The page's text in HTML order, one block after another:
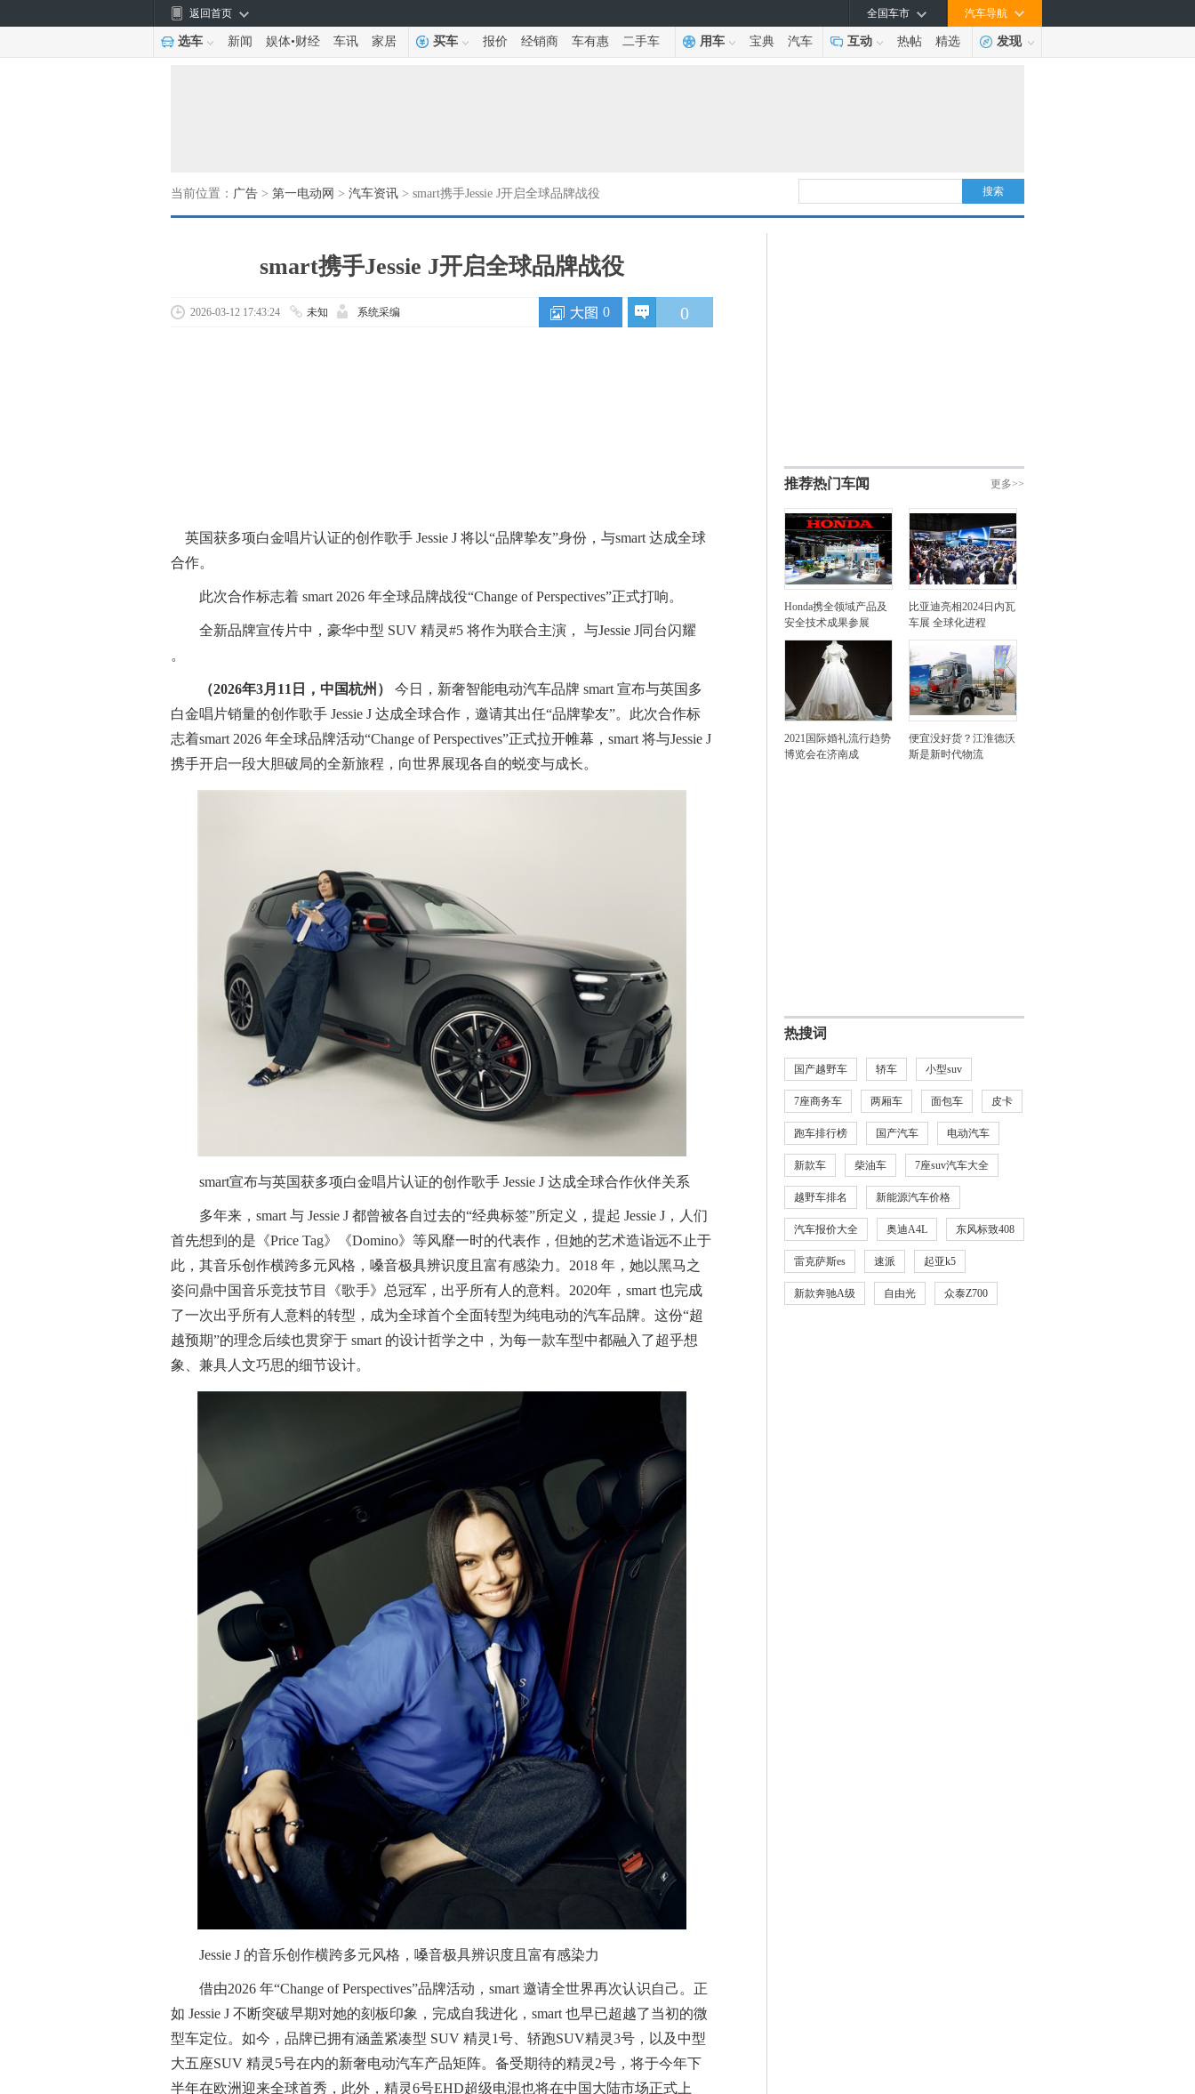
返回首页 汽车导航
全国车市
选车 新闻 娱体•财经 车讯 家居 买车 报价 经销商 车有惠 二手车 用车 宝典 汽车 互动 热帖 精选 发现
当前位置： 广告 > 第一电动网 > 汽车资讯 > smart携手Jessie J开启全球品牌战役 搜索
smart携手Jessie J开启全球品牌战役
0
0
2026-03-12 17:43:24 未知 系统采编
英国获多项白金唱片认证的创作歌手 Jessie J 将以“品牌挚友”身份，与smart 达成全球
合作。
此次合作标志着 smart 2026 年全球品牌战役“Change of Perspectives”正式打响。
全新品牌宣传片中，豪华中型 SUV 精灵#5 将作为联合主演， 与Jessie J同台闪耀
。
（2026年3月 11 日，中国杭州）
今日，新奢智能电动汽车品牌 smart 宣布与英国多
白金唱片销量的创作歌手 Jessie J 达成全球合作，邀请其出任“品牌挚友”。此次合作标
志着smart 2026 年全球品牌活动“Change of Perspectives”正式拉开帷幕，smart 将与Jessie J
携手开启一段大胆破局的全新旅程，向世界展现各自的蜕变与成长。
smart宣布与英国获多项白金唱片认证的创作歌手 Jessie J 达成全球合作伙伴关系
多年来，smart 与 Jessie J 都曾被各自过去的“经典标签”所定义，提起 Jessie J，人们
首先想到的是《Price Tag》《Domino》等风靡一时的代表作，但她的艺术造诣远不止于
此，其音乐创作横跨多元风格，嗓音极具辨识度且富有感染力。2018 年，她以黑马之
姿问鼎中国音乐竞技节目《歌手》总冠军，出乎所有人的意料。2020年，smart 也完成
了一次出乎所有人意料的转型，成为全球首个全面转型为纯电动的汽车品牌。这份“超
越预期”的理念后续也贯穿于 smart 的设计哲学之中，为每一款车型中都融入了超乎想
象、兼具人文巧思的细节设计。
Jessie J 的音乐创作横跨多元风格，嗓音极具辨识度且富有感染力
借由2026 年“Change of Perspectives”品牌活动，smart 邀请全世界再次认识自己。正
如 Jessie J 不断突破早期对她的刻板印象，完成自我进化，smart 也早已超越了当初的微
型车定位。如今，品牌已拥有涵盖紧凑型 SUV 精灵1号、轿跑SUV精灵3号，以及中型
大五座SUV 精灵5号在内的新奢电动汽车产品矩阵。备受期待的精灵2号，将于今年下
半年在欧洲迎来全球首秀，此外，精灵6号EHD超级电混也将在中国大陆市场正式上
更多>>
推荐热门车闻
Honda携全领域产品及
安全技术成果参展
比亚迪亮相2024日内瓦
车展 全球化进程
2021国际婚礼流行趋势
博览会在济南成
便宜没好货？江淮德沃
斯是新时代物流
热搜词
国产越野车 轿车 小型suv
7座商务车 两厢车 面包车 皮卡
跑车排行榜 国产汽车 电动汽车
新款车 柴油车 7座suv汽车大全
越野车排名 新能源汽车价格
汽车报价大全 奥迪A4L 东风标致408
雷克萨斯es 速派 起亚k5
新款奔驰A级 自由光 众泰Z700